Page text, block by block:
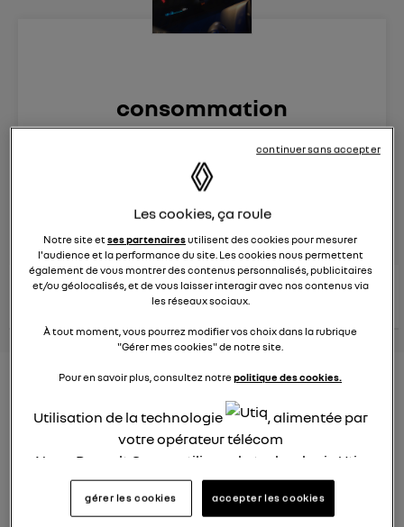
consommation
12:51
Véhicules RENAULT
posez une question
conseils Renault
consultez les
conseils
similaires
voir tous les
Consommation carburant
voiture hybride
Ghislaine53
26 janvier 2022
Les cookies, ça roule
Notre site etses partenairesutilisent des cookies pour mesurer
l'audience et la performance du site. Les cookies nous permettent
également de vous montrer des contenus personnalisés, publicitaires
et/ou géolocalisés, et de vous laisser interagir avec nos contenus via
les réseaux sociaux.
À tout moment, vous pourrez modifier vos choix dans la rubrique
"Gérer mes cookies" de notre site.
Pour en savoir plus, consultez notrepolitique des cookies.
Utilisation de la technologie
, alimentée par
votre opérateur télécom
Nous, Renault Group, utilisons la technologie Utiq
pour nos activités digitales (telles que décrites
dans cette notice de consentement) et liées à
gérer les cookies accepter les cookies
continuer sans accepter